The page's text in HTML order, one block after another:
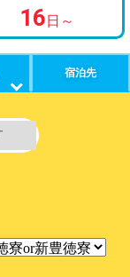
16 日～
宿泊先